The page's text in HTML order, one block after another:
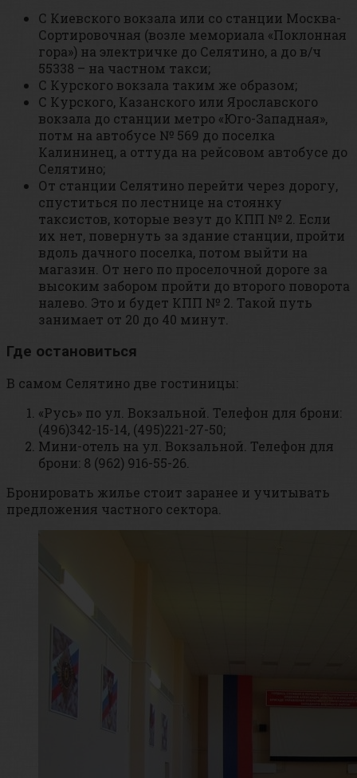
С Киевского вокзала или со станции Москва-
Сортировочная (возле мемориала «Поклонная
гора») на электричке до Селятино, а до в/ч
55338 – на частном такси;
С Курского вокзала таким же образом;
С Курского, Казанского или Ярославского
вокзала до станции метро «Юго-Западная»,
потм на автобусе № 569 до поселка
Калининец, а оттуда на рейсовом автобусе до
Селятино;
От станции Селятино перейти через дорогу,
спуститься по лестнице на стоянку
таксистов, которые везут до КПП № 2. Если
их нет, повернуть за здание станции, пройти
вдоль дачного поселка, потом выйти на
магазин. От него по проселочной дороге за
высоким забором пройти до второго поворота
налево. Это и будет КПП № 2. Такой путь
занимает от 20 до 40 минут.
Где остановиться
В самом Селятино две гостиницы:
«Русь» по ул. Вокзальной. Телефон для брони:
(496)342-15-14, (495)221-27-50;
Мини-отель на ул. Вокзальной. Телефон для
брони: 8 (962) 916-55-26.
Бронировать жилье стоит заранее и учитывать
предложения частного сектора.